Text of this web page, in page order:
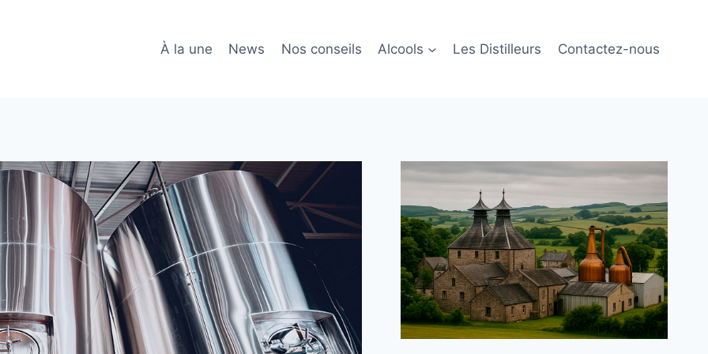
À la une News Nos conseils Alcools Les Distilleurs Contactez-nous